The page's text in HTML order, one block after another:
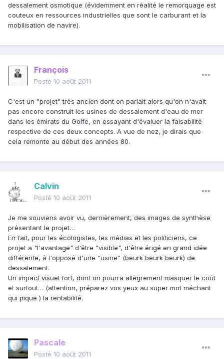
dessalement osmotique (évidemment en réalité le remorquage est
couteux en ressources industrielles que sont le carburant et la
mobilisation de navire).
François
Posté 10 août 2011
C'est un "projet" très ancien dont on parlait alors qu'on n'avait
pas encore construit les usines de dessalement d'eau de mer
dans les émirats du Golfe, en essayant d'évaluer la faisabilité
respective de ces deux concepts. A vue de nez, je dirais que
cela remonte au début des années 80.
Calvin
Posté 10 août 2011
Je me souviens avoir vu, dernièrement, des images de synthèse
présentant le projet…
En fait, pour les écologistes, les médias et les politiciens, ce
projet a "l'avantage" d'être "visible", d'être érigé en grand idée
différente, à l'opposé d'une "usine" (beurk beurk beurk) de
dessalement.
Un impact visuel fort, dont on pourra allègrement masquer le coût
et surtout… (attention, préparez vos yeux au super mot méchant
qui pique ) la rentabilité.
Pascale
Posté 10 août 2011